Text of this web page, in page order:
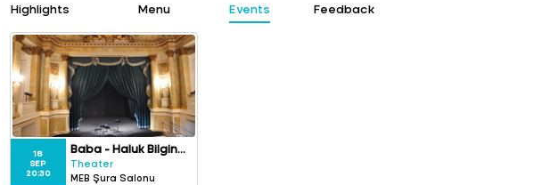
Highlights Menu Events Feedback
18
SEP
20:30
Baba - Haluk Bilginer
Theater
MEB Şura Salonu